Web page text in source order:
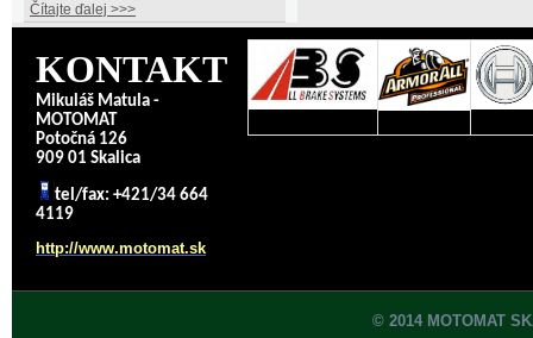
Čítajte ďalej >>>
KONTAKT
Mikuláš Matula -
MOTOMAT
Potočná 126
909 01 Skalica
tel/fax: +421/34 664
4119
http://www.motomat.sk
© 2014